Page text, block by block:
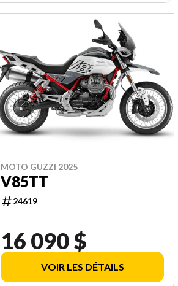
MOTO GUZZI 2025
V85TT
24619
16 090 $
VOIR LES DÉTAILS